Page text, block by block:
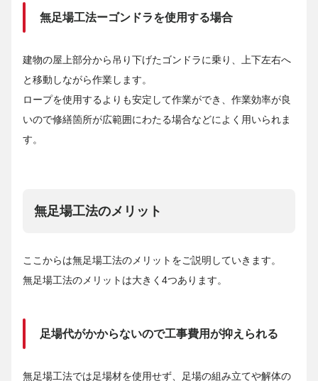
無足場工法ーゴンドラを使用する場合
建物の屋上部分から吊り下げたゴンドラに乗り、上下左右へ
と移動しながら作業します。
ロープを使用するよりも安定して作業ができ、作業効率が良
いので修繕箇所が広範囲にわたる場合などによく用いられま
す。
無足場工法のメリット
ここからは無足場工法のメリットをご説明していきます。
無足場工法のメリットは大きく4つあります。
足場代がかからないので工事費用が抑えられる
無足場工法では足場材を使用せず、足場の組み立てや解体の